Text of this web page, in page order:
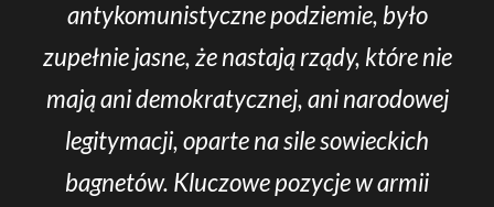
antykomunistyczne podziemie, było
zupełnie jasne, że nastają rządy, które nie
mają ani demokratycznej, ani narodowej
legitymacji, oparte na sile sowieckich
bagnetów. Kluczowe pozycje w armii